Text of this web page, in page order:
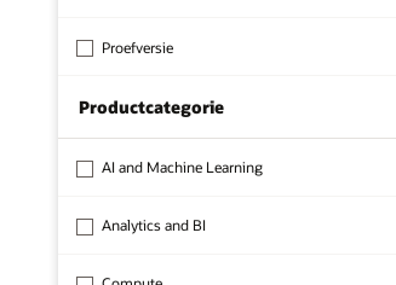
Proefversie
Productcategorie
AI and Machine Learning
Analytics and BI